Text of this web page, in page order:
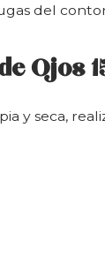
del
Ojos
y seca,